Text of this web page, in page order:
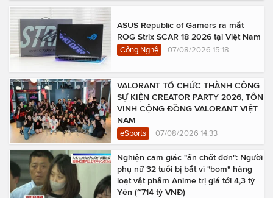
ASUS Republic of Gamers ra mắt
ROG Strix SCAR 18 2026 tại Việt Nam
Công Nghệ 07/08/2026 15:18
VALORANT TỔ CHỨC THÀNH CÔNG
SỰ KIỆN CREATOR PARTY 2026, TÔN
VINH CỘNG ĐỒNG VALORANT VIỆT
NAM
eSports 07/08/2026 14:33
Nghiện cảm giác "ấn chốt đơn": Người
phụ nữ 32 tuổi bị bắt vì "bom" hàng
loạt vật phẩm Anime trị giá tới 4,3 tỷ
Yên (~714 tỷ VNĐ)